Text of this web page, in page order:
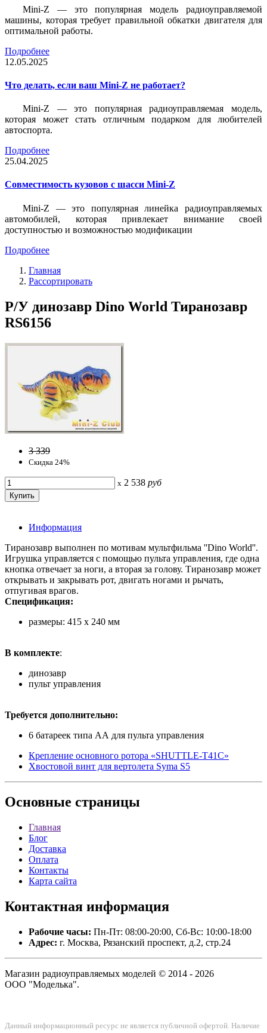
Mini-Z — это популярная модель радиоуправляемой
машины, которая требует правильной обкатки двигателя для
оптимальной работы.
Подробнее
12.05.2025
Что делать, если ваш Mini-Z не работает?
Mini-Z — это популярная радиоуправляемая модель,
которая может стать отличным подарком для любителей
автоспорта.
Подробнее
25.04.2025
Совместимость кузовов с шасси Mini-Z
Mini-Z — это популярная линейка радиоуправляемых
автомобилей, которая привлекает внимание своей
доступностью и возможностью модификации
Подробнее
Главная
Рассортировать
Р/У динозавр Dino World Тиранозавр
RS6156
3 339
Скидка 24%
x 2 538 руб
Информация
Тиранозавр выполнен по мотивам мультфильма ''Dino World''.
Игрушка управляется с помощью пульта управления, где одна
кнопка отвечает за ноги, а вторая за голову. Тиранозавр может
открывать и закрывать рот, двигать ногами и рычать,
отпугивая врагов.
Спецификация:
размеры: 415 x 240 мм
В комплекте:
динозавр
пульт управления
Требуется дополнительно:
6 батареек типа АА для пульта управления
Крепление основного ротора «SHUTTLE-T41C»
Хвостовой винт для вертолета Syma S5
Основные страницы
Главная
Блог
Доставка
Оплата
Контакты
Карта сайта
Контактная информация
Рабочие часы: Пн-Пт: 08:00-20:00, Сб-Вс: 10:00-18:00
Адрес: г. Москва, Рязанский проспект, д.2, стр.24
Магазин радиоуправляемых моделей © 2014 - 2026
ООО "Моделька".
Данный информационный ресурс не является публичной офертой. Наличие